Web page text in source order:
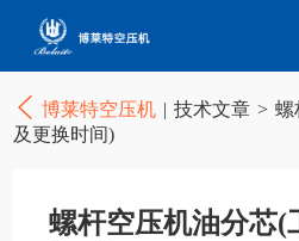
博莱特空压机 | 技术文章 > 螺
及更换时间)
螺杆空压机油分芯(